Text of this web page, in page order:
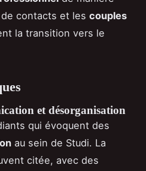
contacts et les couples
la transition vers le
et désorganisation
qui évoquent des
au sein de Studi. La
citée, avec des